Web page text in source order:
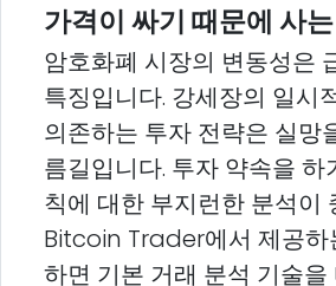
가격이 싸기 때문에 사
암호화폐 시장의 변동성은
특징입니다. 강세장의 일시
의존하는 투자 전략은 실망
름길입니다. 투자 약속을 하
칙에 대한 부지런한 분석이
Bitcoin Trader에서 제공하
하면 기본 거래 분석 기술을